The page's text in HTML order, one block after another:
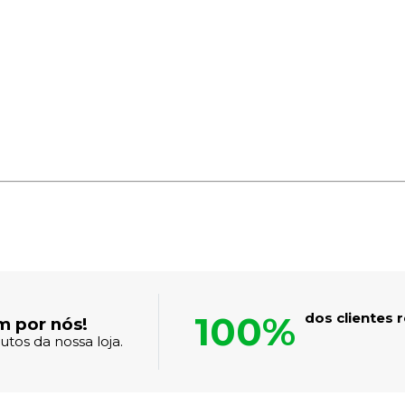
por nós!
da nossa loja. 100% dos clientes